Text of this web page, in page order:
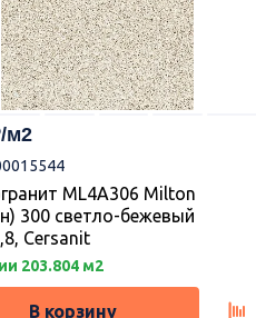
ML4A306 Milton
300 светло-бежевый
Cersanit
203.804 м2
В корзину